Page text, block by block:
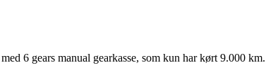
6 gears manual gearkasse, som kun har kørt 9.000